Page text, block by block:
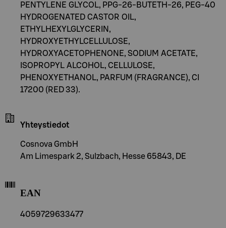
PENTYLENE GLYCOL, PPG-26-BUTETH-26, PEG-40
HYDROGENATED CASTOR OIL,
ETHYLHEXYLGLYCERIN,
HYDROXYETHYLCELLULOSE,
HYDROXYACETOPHENONE, SODIUM ACETATE,
ISOPROPYL ALCOHOL, CELLULOSE,
PHENOXYETHANOL, PARFUM (FRAGRANCE), CI
17200 (RED 33).
Yhteystiedot
Cosnova GmbH
Am Limespark 2, Sulzbach, Hesse 65843, DE
EAN
4059729633477